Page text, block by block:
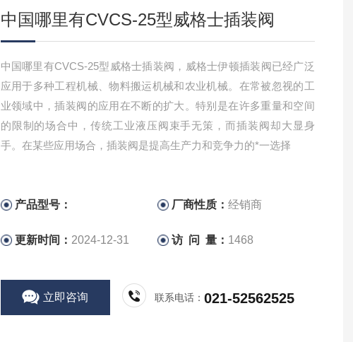
中国哪里有CVCS-25型威格士插装阀
中国哪里有CVCS-25型威格士插装阀，威格士伊顿插装阀已经广泛
应用于多种工程机械、物料搬运机械和农业机械。在常被忽视的工
业领域中，插装阀的应用在不断的扩大。特别是在许多重量和空间
的限制的场合中，传统工业液压阀束手无策，而插装阀却大显身
手。在某些应用场合，插装阀是提高生产力和竞争力的*一选择
产品型号： 厂商性质：经销商
更新时间： 2024-12-31 访 问 量： 1468
立即咨询 联系电话：021-52562525